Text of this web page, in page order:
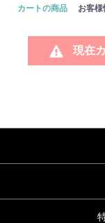
カートの商品
お客様
現在